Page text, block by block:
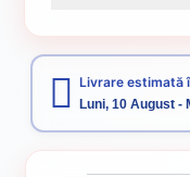
Livrare estimată
Luni, 10 August -